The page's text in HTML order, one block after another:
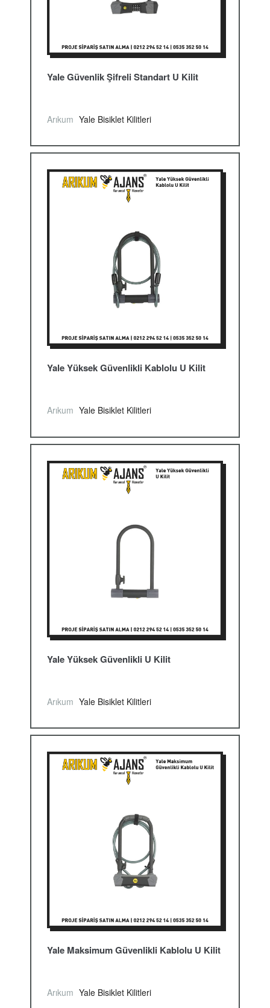
Yale Güvenlik Şifreli Standart U Kilit
Arıkum Yale Bisiklet Kilitleri
Yale Yüksek Güvenlikli Kablolu U Kilit
Arıkum Yale Bisiklet Kilitleri
Yale Yüksek Güvenlikli U Kilit
Arıkum Yale Bisiklet Kilitleri
Yale Maksimum Güvenlikli Kablolu U Kilit
Arıkum Yale Bisiklet Kilitleri